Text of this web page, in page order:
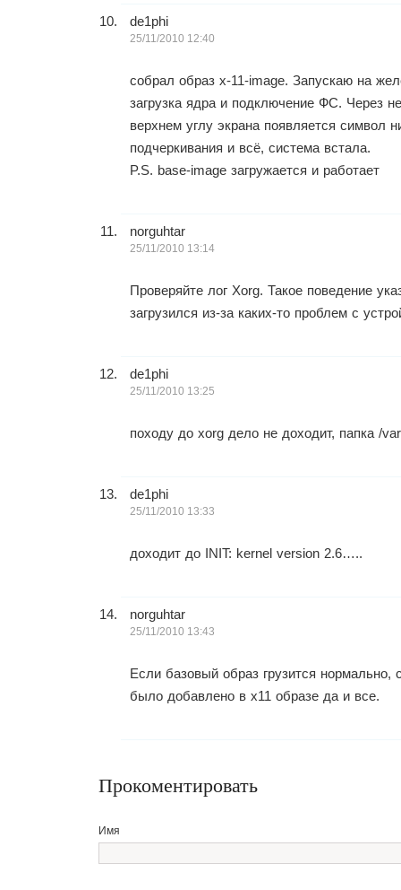
de1phi
25/11/2010 12:40
собрал образ x-11-image. Запускаю на
загрузка ядра и подключение ФС. Через
верхнем углу экрана появляется символ
подчеркивания и всё, система встала.
P.S. base-image загружается и работает
norguhtar
25/11/2010 13:14
Проверяйте лог Xorg. Такое поведение
загрузился из-за каких-то проблем с
de1phi
25/11/2010 13:25
походу до xorg дело не доходит, папка /
de1phi
25/11/2010 13:33
доходит до INIT: kernel version 2.6…..
norguhtar
25/11/2010 13:43
Если базовый образ грузится нормально,
было добавлено в x11 образе да и все.
Прокоментировать
Имя